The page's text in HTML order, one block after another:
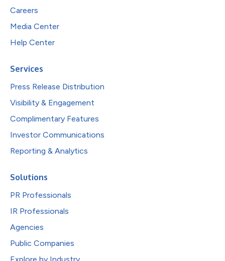
Careers
Media Center
Help Center
Services
Press Release Distribution
Visibility & Engagement
Complimentary Features
Investor Communications
Reporting & Analytics
Solutions
PR Professionals
IR Professionals
Agencies
Public Companies